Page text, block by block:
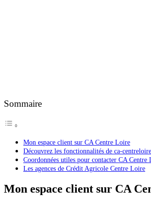
Sommaire
Mon espace client sur CA Centre Loire
Découvrez les fonctionnalités de ca-
Coordonnées utiles pour contacter CA Centre
Les agences de Crédit Agricole Centre Loire
Mon espace client sur CA